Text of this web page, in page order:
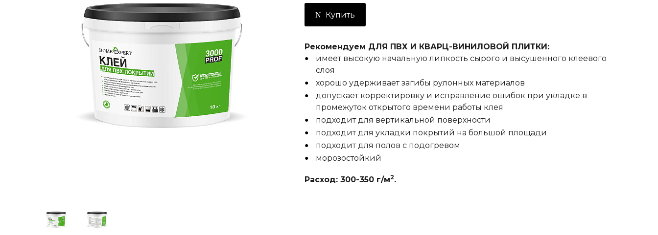
Купить
Рекомендуем ДЛЯ ПВХ И КВАРЦ-ВИНИЛОВОЙ ПЛИТКИ:
имеет высокую начальную липкость сырого и высушенного клеевого
слоя
хорошо удерживает загибы рулонных материалов
допускает корректировку и исправление ошибок при укладке в
промежуток открытого времени работы клея
подходит для вертикальной поверхности
подходит для укладки покрытий на большой площади
подходит для полов с подогревом
морозостойкий
Расход: 300-350 г/м2.